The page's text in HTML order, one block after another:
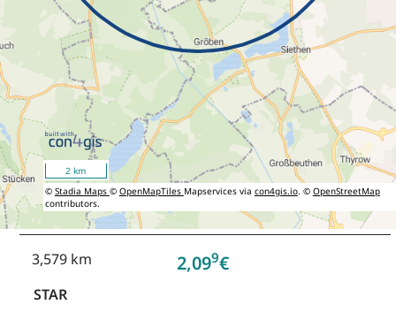
3,579 km 2,099€
STAR
2 km
© Stadia Maps © OpenMapTiles Mapservices via con4gis.io. © OpenStreetMap
contributors.